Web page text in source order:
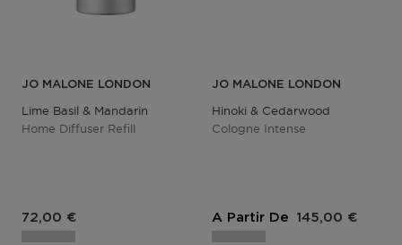
JO MALONE LONDON
Lime Basil & Mandarin
Home Diffuser Refill
72,00 €
JO MALONE LONDON
Hinoki & Cedarwood
Cologne Intense
A Partir De 145,00 €